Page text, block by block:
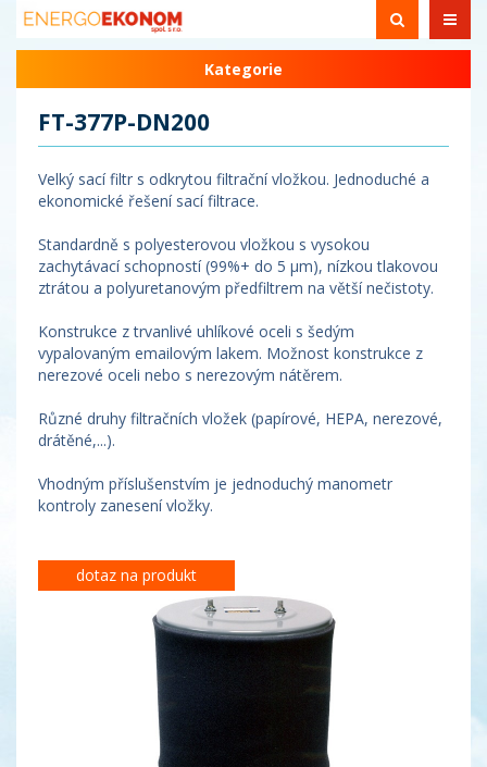
Kategorie
FT-377P-DN200
Velký sací filtr s odkrytou filtrační vložkou. Jednoduché a
ekonomické řešení sací filtrace.
Standardně s polyesterovou vložkou s vysokou
zachytávací schopností (99%+ do 5 µm), nízkou tlakovou
ztrátou a polyuretanovým předfiltrem na větší nečistoty.
Konstrukce z trvanlivé uhlíkové oceli s šedým
vypalovaným emailovým lakem. Možnost konstrukce z
nerezové oceli nebo s nerezovým nátěrem.
Různé druhy filtračních vložek (papírové, HEPA, nerezové,
drátěné,...).
Vhodným příslušenstvím je jednoduchý manometr
kontroly zanesení vložky.
dotaz na produkt